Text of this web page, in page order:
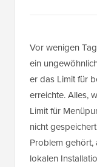
Vor wenigen
ein
er das Limit für
erreichte. Alles,
Limit für
nicht
Problem gehört,
lokalen